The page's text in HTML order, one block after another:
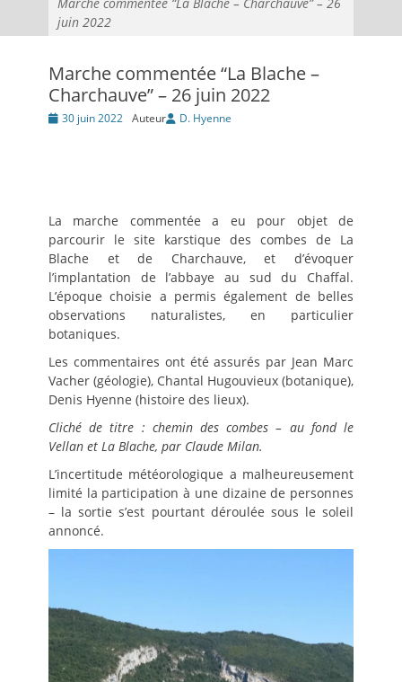
juin 2022
Marche commentée “La Blache –
Charchauve” – 26 juin 2022
Posté30 juin 2022 Auteur D. Hyenne
La marche commentée a eu pour objet de
parcourir le site karstique des combes de La
Blache et de Charchauve, et d’évoquer
l’implantation de l’abbaye au sud du Chaffal.
L’époque choisie a permis également de belles
observations naturalistes, en particulier
botaniques.
Les commentaires ont été assurés par Jean Marc
Vacher (géologie), Chantal Hugouvieux (botanique),
Denis Hyenne (histoire des lieux).
Cliché de titre : chemin des combes – au fond le
Vellan et La Blache, par Claude Milan.
L’incertitude météorologique a malheureusement
limité la participation à une dizaine de personnes
– la sortie s’est pourtant déroulée sous le soleil
annoncé.